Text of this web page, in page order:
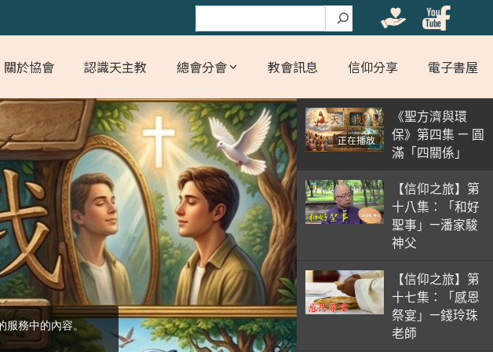
搜尋
關於協會 認識天主教 總會分會 教會訊息 信仰分享 電子書屋
正在播放
《聖方濟與環
保》第四集 — 圓
滿「四關係」
【信仰之旅】第
十八集：「和好
聖事」—潘家駿
神父
【信仰之旅】第
十七集：「感恩
祭宴」—錢玲珠
老師